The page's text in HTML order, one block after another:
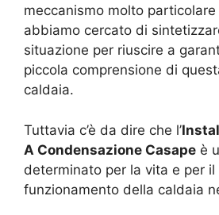
meccanismo molto
abbiamo cercato di
situazione per riuscire a
piccola comprensione di
caldaia.
Tuttavia c’è da dire che l’
A Condensazione Casape è
determinato per la vita e per il
funzionamento della caldaia